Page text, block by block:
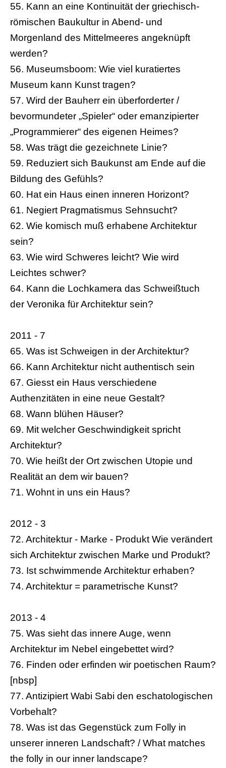
55. Kann an eine Kontinuität der griechisch-
römischen Baukultur in Abend- und
Morgenland des Mittelmeeres angeknüpft
werden?
56. Museumsboom: Wie viel kuratiertes
Museum kann Kunst tragen?
57. Wird der Bauherr ein überforderter /
bevormundeter „Spieler“ oder emanzipierter
„Programmierer“ des eigenen Heimes?
58. Was trägt die gezeichnete Linie?
59. Reduziert sich Baukunst am Ende auf die
Bildung des Gefühls?
60. Hat ein Haus einen inneren Horizont?
61. Negiert Pragmatismus Sehnsucht?
62. Wie komisch muß erhabene Architektur
sein?
63. Wie wird Schweres leicht? Wie wird
Leichtes schwer?
64. Kann die Lochkamera das Schweißtuch
der Veronika für Architektur sein?
2011 - 7
65. Was ist Schweigen in der Architektur?
66. Kann Architektur nicht authentisch sein
67. Giesst ein Haus verschiedene
Authenzitäten in eine neue Gestalt?
68. Wann blühen Häuser?
69. Mit welcher Geschwindigkeit spricht
Architektur?
70. Wie heißt der Ort zwischen Utopie und
Realität an dem wir bauen?
71. Wohnt in uns ein Haus?
2012 - 3
72. Architektur - Marke - Produkt Wie verändert
sich Architektur zwischen Marke und Produkt?
73. Ist schwimmende Architektur erhaben?
74. Architektur = parametrische Kunst?
2013 - 4
75. Was sieht das innere Auge, wenn
Architektur im Nebel eingebettet wird?
76. Finden oder erfinden wir poetischen Raum?
[nbsp]
77. Antizipiert Wabi Sabi den eschatologischen
Vorbehalt?
78. Was ist das Gegenstück zum Folly in
unserer inneren Landschaft? / What matches
the folly in our inner landscape?